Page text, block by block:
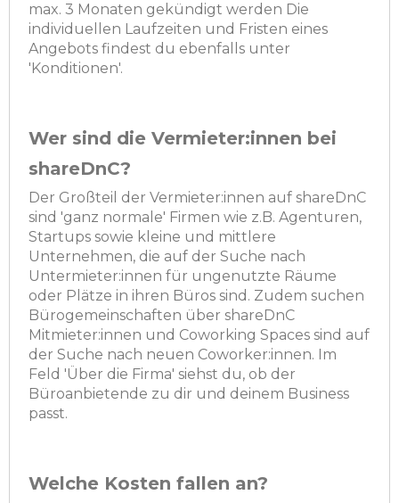
max. 3 Monaten gekündigt werden Die
individuellen Laufzeiten und Fristen eines
Angebots findest du ebenfalls unter
'Konditionen'.
Wer sind die Vermieter:innen bei
shareDnC?
Der Großteil der Vermieter:innen auf shareDnC
sind 'ganz normale' Firmen wie z.B. Agenturen,
Startups sowie kleine und mittlere
Unternehmen, die auf der Suche nach
Untermieter:innen für ungenutzte Räume
oder Plätze in ihren Büros sind. Zudem suchen
Bürogemeinschaften über shareDnC
Mitmieter:innen und Coworking Spaces sind auf
der Suche nach neuen Coworker:innen. Im
Feld 'Über die Firma' siehst du, ob der
Büroanbietende zu dir und deinem Business
passt.
Welche Kosten fallen an?